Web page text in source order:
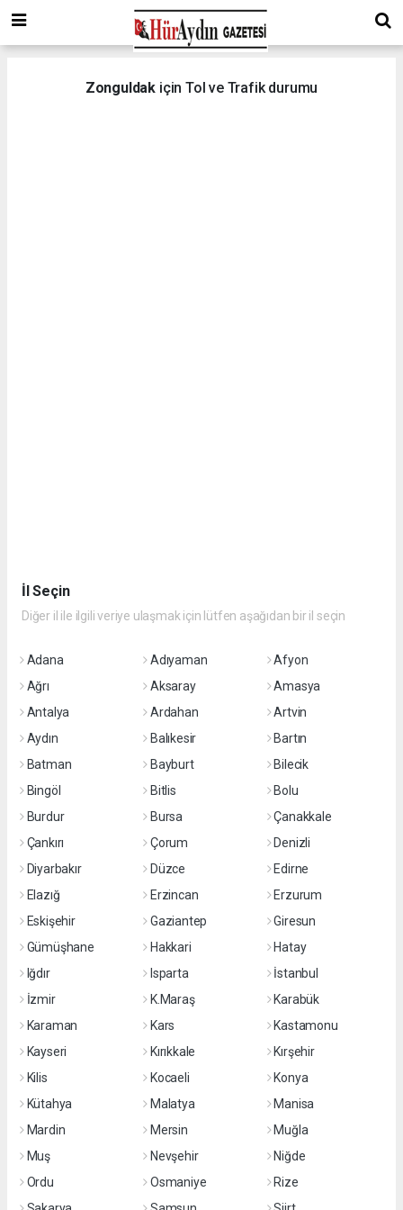
Zonguldak için Tol ve Trafik durumu
İl Seçin
Diğer il ile ilgili veriye ulaşmak için lütfen aşağıdan bir il seçin
Adana Adıyaman
Afyon
Ağrı
Aksaray
Amasya
Antalya
Ardahan
Artvin
Aydın
Balıkesir
Bartın
Batman
Bayburt
Bilecik
Bingöl
Bitlis
Bolu
Burdur
Bursa
Çanakkale
Çankırı
Çorum
Denizli
Diyarbakır
Düzce
Edirne
Elazığ
Erzincan
Erzurum
Eskişehir
Gaziantep
Giresun
Gümüşhane
Hakkari
Hatay
Iğdır
Isparta
İstanbul
İzmir
K.Maraş
Karabük
Karaman
Kars
Kastamonu
Kayseri
Kırıkkale
Kırşehir
Kilis
Kocaeli
Konya
Kütahya
Malatya
Manisa
Mardin
Mersin
Muğla
Muş
Nevşehir
Niğde
Ordu
Osmaniye
Rize